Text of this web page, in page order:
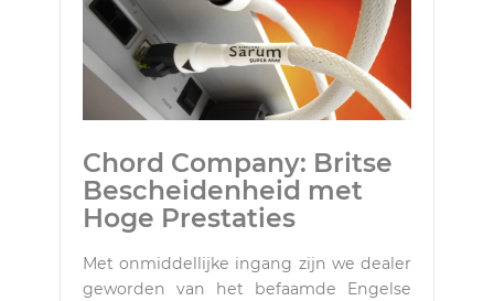
Chord Company: Britse
Bescheidenheid met
Hoge Prestaties
Met onmiddellijke ingang zijn we dealer
geworden van het befaamde Engelse